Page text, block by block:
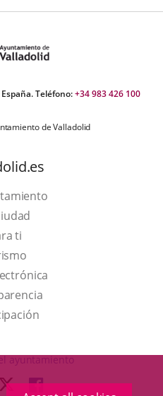
Teléfono:+34 983 426 100
de Valladolid
ti
This
link
will
open
a
ayuntamiento
LINKLINK